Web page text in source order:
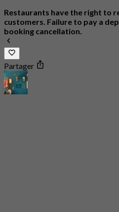
Restaurants have the right to
customers. Failure to pay a
booking cancellation.
Partager